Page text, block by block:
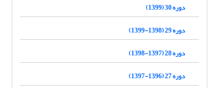
دوره 30 (1399)
دوره 29 (1398-1399)
دوره 28 (1397-1398)
دوره 27 (1396-1397)